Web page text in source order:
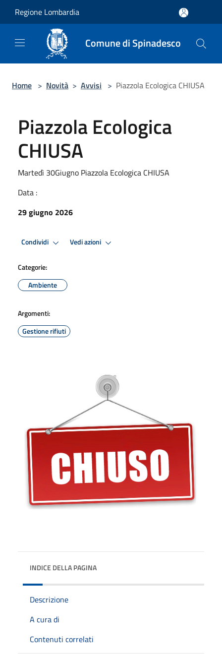
Regione Lombardia
Comune di Spinadesco
Home > Novità > Avvisi > Piazzola Ecologica CHIUSA
Piazzola Ecologica
CHIUSA
Martedì 30Giugno Piazzola Ecologica CHIUSA
Data :
29 giugno 2026
Condividi Vedi azioni
Categorie:
Ambiente
Argomenti:
Gestione rifiuti
INDICE DELLA PAGINA
Descrizione
A cura di
Contenuti correlati